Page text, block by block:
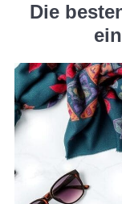
Die